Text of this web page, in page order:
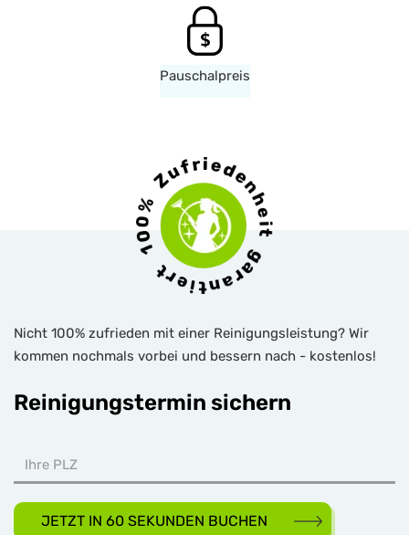
Pauschalpreis
Nicht 100% zufrieden mit einer Reinigungsleistung? Wir
kommen nochmals vorbei und bessern nach - kostenlos!
Reinigungstermin sichern
JETZT IN 60 SEKUNDEN BUCHEN